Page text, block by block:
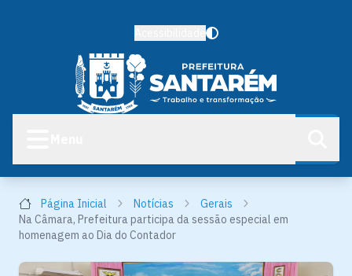
Página Inicial Notícias
Gerais
Na Câmara, Prefeitura participa da sessão especial em
homenagem ao Dia do Contador